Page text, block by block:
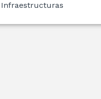
Infraestructuras